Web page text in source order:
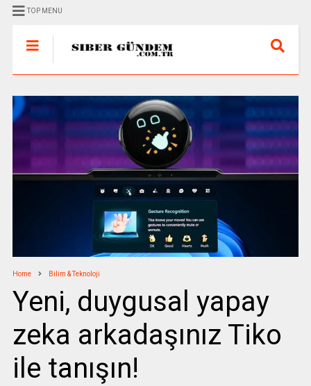
TOP MENU
Home Bilim & Teknoloji
Yeni, duygusal yapay
zeka arkadaşınız Tiko
ile tanışın!